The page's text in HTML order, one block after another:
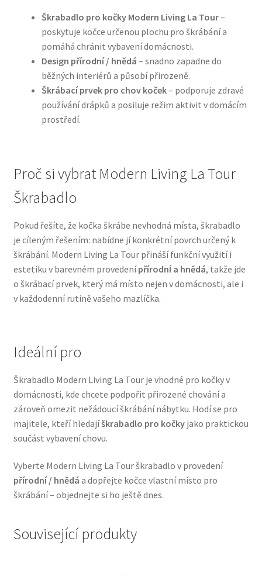
Hill’s pro psy
Hračky pro psy
Konzervy a kapsičky pro psy
N&D Farmina pro psy — Italské holistic krmivo
Pamlsky pro psy
Pelíšky pro psy
Ortopedické pelíšky
Přepravky pro psy
Purizon pro psy — Vysoký obsah masa, bez obilovin
Veterinární dieta pro psy
Vodítka a obojky
Wolf of Wilderness
Škrabadlo pro kočky Modern Living La Tour–
poskytuje kočce určenou plochu pro škrábání a
pomáhá chránit vybavení domácnosti.
Design přírodní / hnědá – snadno zapadne do
běžných interiérů a působí přirozeně.
Škrábací prvek pro chov koček– podporuje zdravé
používání drápků a posiluje režim aktivit v domácím
prostředí.
Proč si vybrat Modern Living La Tour
Škrabadlo
Pokud řešíte, že kočka škrábe nevhodná místa, škrabadlo
je cíleným řešením: nabídne jí konkrétní povrch určený k
škrábání. Modern Living La Tour přináší funkční využití i
estetiku v barevném provedenípřírodnÍ a hnědá, takže jde
o škrábací prvek, který má místo nejen v domácnosti, ale i
v každodenní rutině vašeho mazlíčka.
Ideální pro
Škrabadlo Modern Living La Tour je vhodné pro kočky v
domácnosti, kde chcete podpořit přirozené chování a
zároveň omezit nežádoucí škrábání nábytku. Hodí se pro
majitele, kteří hledajíškrabadlo pro kočkyjako praktickou
součást vybavení chovu.
Vyberte Modern Living La Tour škrabadlo v provedení
přírodní / hnědá a dopřejte kočce vlastní místo pro
škrábání – objednejte si ho ještě dnes.
Související produkty